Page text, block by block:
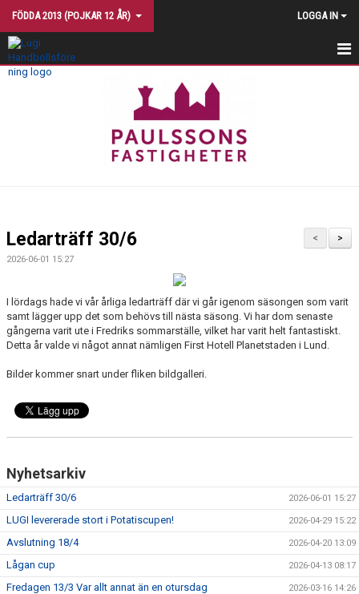
FÖDDA 2013 (POJKAR 12 ÅR) LOGGA IN
HEM
MATCHER
TRÄNINGSINRIKTNING
>
<
Ledarträff 30/6
2026-06-01 15:27
I lördags hade vi vår årliga ledarträff där vi går igenom säsongen som varit
samt lägger upp det som behövs till nästa säsong. Vi har dom senaste
gångerna varit ute i Fredriks sommarställe, vilket har varit helt fantastiskt.
Detta år valde vi något annat nämligen First Hotell Planetstaden i Lund.
Bilder kommer snart under fliken bildgalleri.
Nyhetsarkiv
Ledarträff 30/6 2026-06-01 15:27
LUGI levererade stort i Potatiscupen! 2026-04-29 15:22
Avslutning 18/4 2026-04-20 13:09
Lågan cup 2026-04-13 08:17
Fredagen 13/3 Var allt annat än en otursdag 2026-03-16 14:26